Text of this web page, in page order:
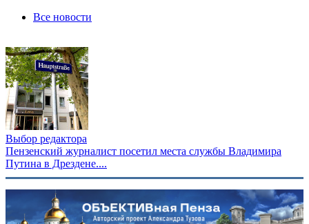
Все новости
Выбор редактора
Пензенский журналист посетил места службы Владимира
Путина в Дрездене....